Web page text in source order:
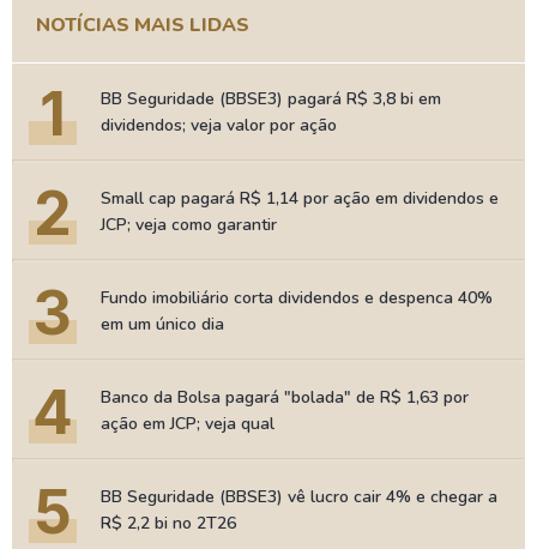
NOTÍCIAS MAIS LIDAS
1
BB Seguridade (BBSE3) pagará R$ 3,8 bi em
dividendos; veja valor por ação
2
Small cap pagará R$ 1,14 por ação em dividendos e
JCP; veja como garantir
3
Fundo imobiliário corta dividendos e despenca 40%
em um único dia
4
Banco da Bolsa pagará "bolada" de R$ 1,63 por
ação em JCP; veja qual
5
BB Seguridade (BBSE3) vê lucro cair 4% e chegar a
R$ 2,2 bi no 2T26